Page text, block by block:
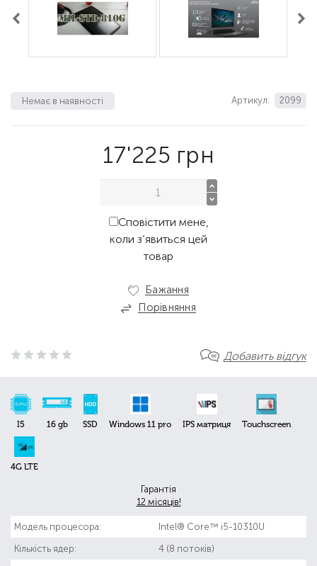
Добавить відгук
I5 16 gb SSD Windows 11 pro IPS матриця Touchscreen
4G LTE
Гарантія
12 місяців!
Модель процесора: Intel® Core™ i5-10310U
Кількість ядер: 4 (8 потоків)
Артикул: 2099
Немає в наявності
17'225 грн
Сповістити мене,
коли з’явиться цей
товар
Бажання
Порівняння